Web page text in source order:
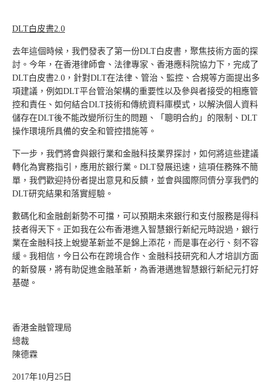
DLT白皮書2.0
去年這個時候，我們發表了第一份DLT白皮書，聚焦技術方面的探
討。今年，在香港律師會、法律專家、香港應科院協力下，完成了
DLT白皮書2.0，針對DLT在法律、管治、監控、合規等方面提出多
項建議，例如DLT平台管治架構的重要性以及參與者接受的相應管
控和責任、如何結合DLT技術和傳統資料庫模式，以解決個人資料
儲存在DLT後不能改變所衍生的問題、「聰明合約」的限制、DLT
操作環境所具備的安全和管控措施等。
下一步，我們將會與銀行業和金融科技業界探討，如何將這些建議
轉化為實務指引，應用於銀行業。DLT發展迅速，這項任務殊不簡
單，我們歡迎持份者提出意見和反饋，並會與國際同儕分享我們的
DLT研究結果和落實經驗。
數碼化和金融創新勢不可擋，可以預期未來銀行和支付服務是得科
技者得天下。正如我在公布香港進入智慧銀行新紀元時說過，銀行
業在金融科技上蛻變革新並不是錦上添花，而是事在必行、刻不容
緩。我相信，今日公布在跨境合作、金融科技研究和人才培訓方面
的新發展，將有助促進金融革新，為香港邁進智慧銀行新紀元打好
基礎。
香港金融管理局
總裁
陳德霖
2017年10月25日